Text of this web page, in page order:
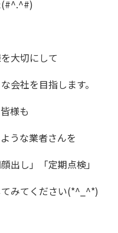
(#^.^#)
大切にして
会社を目指します。
様も
うな業者さんを
出し」「定期点検」
みてください(*^_^*)